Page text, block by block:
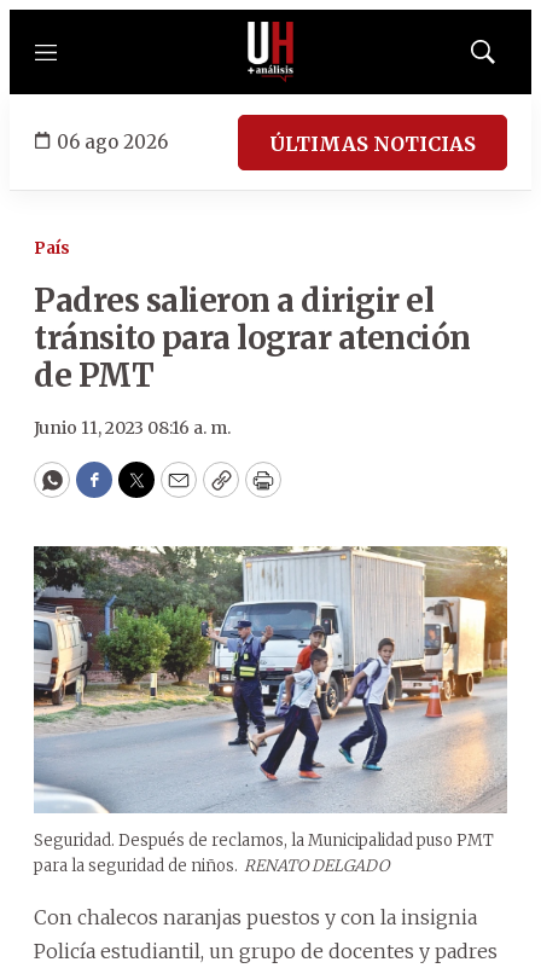
Menú
Mostrar
06 ago 2026 ÚLTIMAS NOTICIAS
País
Padres salieron a dirigir el
tránsito para lograr atención
de PMT
Junio 11, 2023 08:16 a. m.
WhatsApp
Facebook
Twitter
EmailCopyPrint
Seguridad. Después de reclamos, la Municipalidad puso PMT
para la seguridad de niños. RENATO DELGADO
Con chalecos naranjas puestos y con la insignia
Policía estudiantil, un grupo de docentes y padres